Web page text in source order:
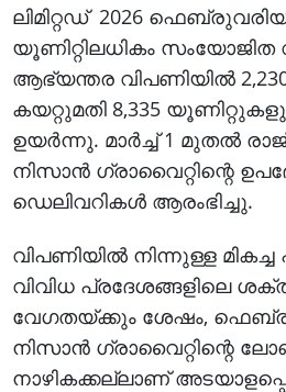
ലിമിറ്റഡ് 2026
യൂണിറ്റിലധികം സംയോജിത
ആഭ്യന്തര വിപണിയില്‍
കയറ്റുമതി 8,335
ഉയര്‍ന്നു. മാര്‍ച്ച് 1 മുതല്‍
നിസാന്‍ ഗ്രാവൈറ്റിന്റെ
ഡെലിവറികള്‍ ആരംഭിച്ചു.
വിപണിയില്‍ നിന്നുള്ള
വിവിധ പ്രദേശങ്ങളിലെ
വേഗതയ്ക്കും ശേഷം,
നിസാന്‍ ഗ്രാവൈറ്റിന്റെ
നാഴികക്കല്ലാണ്